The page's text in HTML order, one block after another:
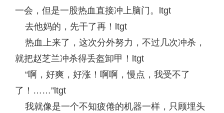
一会，但是一股热血直接冲上脑门。ltgt
去他妈的，先干了再！ltgt
热血上来了，这次分外努力，不过几次冲杀，
就把赵芝兰冲杀得丢盔卸甲！ltgt
“啊，好爽，好涨！啊啊，慢点，我受不了
了！……”ltgt
我就像是一个不知疲倦的机器一样，只顾埋头